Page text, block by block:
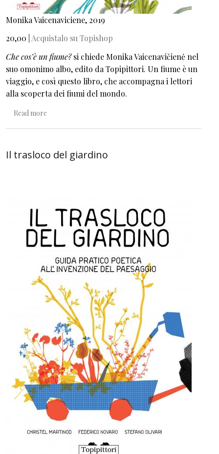
Monika Vaicenaviciene, 2019
20,00 | Acquistalo su Topishop
Che cos’è un fiume?si chiede Monika Vaicenavičienė nel
suo omonimo albo, edito da Topipittori. Un fiume è un
viaggio, e così questo libro, che accompagna i lettori
alla scoperta dei fiumi del mondo.
Read more
Il trasloco del giardino